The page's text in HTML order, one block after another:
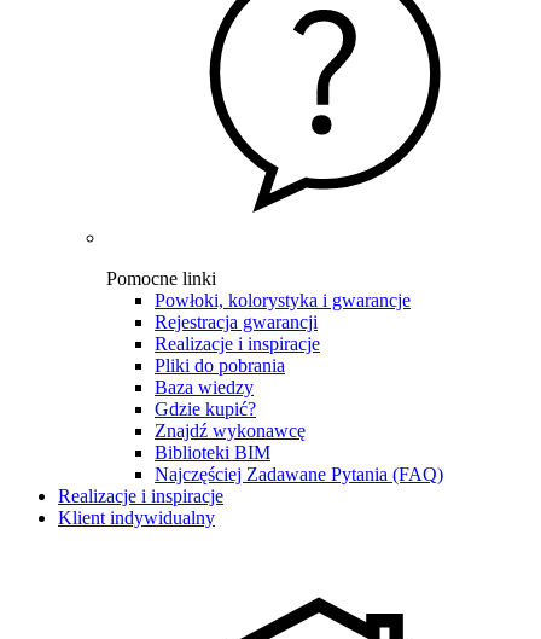
Pomocne linki
Powłoki, kolorystyka i gwarancje
Rejestracja gwarancji
Realizacje i inspiracje
Pliki do pobrania
Baza wiedzy
Gdzie kupić?
Znajdź wykonawcę
Biblioteki BIM
Najczęściej Zadawane Pytania (FAQ)
Realizacje i inspiracje
Klient indywidualny